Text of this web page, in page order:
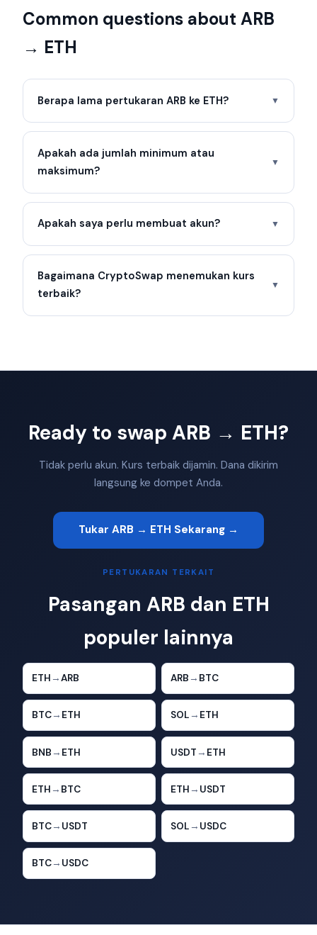
Common questions about ARB
→ ETH
Berapa lama pertukaran ARB ke ETH? ▼
Apakah ada jumlah minimum atau
maksimum?
▼
Apakah saya perlu membuat akun? ▼
Bagaimana CryptoSwap menemukan kurs
terbaik?
▼
Ready to swap ARB → ETH?
Tidak perlu akun. Kurs terbaik dijamin. Dana dikirim
langsung ke dompet Anda.
Tukar ARB → ETH Sekarang →
PERTUKARAN TERKAIT
Pasangan ARB dan ETH
populer lainnya
ETH →ARB ARB → BTC
BTC→ ETH SOL → ETH
BNB → ETH USDT → ETH
ETH → BTC ETH → USDT
BTC→ USDT SOL → USDC
BTC→ USDC